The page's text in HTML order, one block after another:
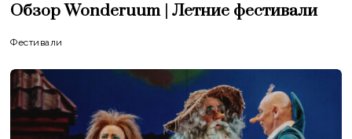
Обзор Wonderuum | Летние фестивали
Фестивали